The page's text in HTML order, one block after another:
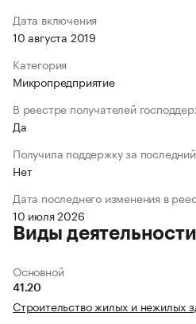
Дата включения
10 августа 2019
Категория
Микропредприятие
В реестре получателей
Да
Получила поддержку за
Нет
Дата последнего изменения в
10 июля 2026
Виды деятельности
Основной
41.20
Строительство жилых и нежилых